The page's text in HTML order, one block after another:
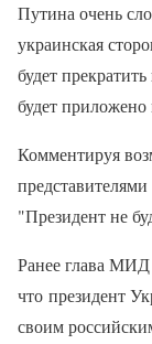
Путина очень
украинская
будет
будет
Комментируя
"Президент не
Ранее глава
что президент
своим